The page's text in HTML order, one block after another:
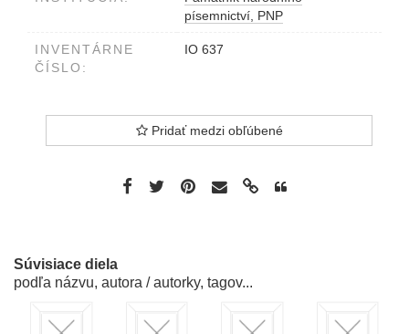
písemnictví, PNP
INVENTÁRNE
ČÍSLO:
IO 637
Pridať medzi obľúbené
Súvisiace diela
podľa názvu, autora / autorky, tagov...